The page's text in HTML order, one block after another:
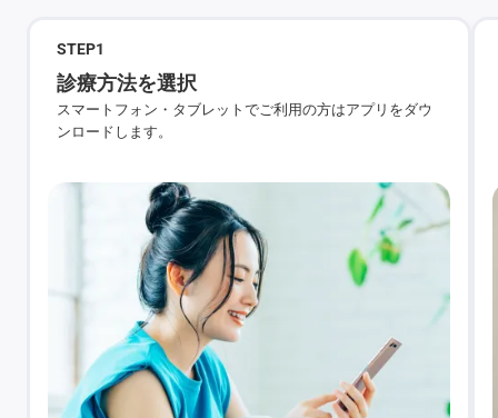
STEP1
診療方法を選択
スマートフォン・タブレットでご利用の方はアプリをダウ
ンロードします。